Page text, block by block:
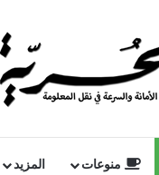
منوعات المزيد